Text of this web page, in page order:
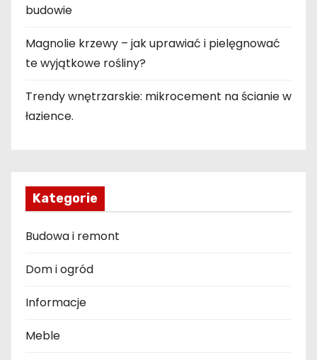
budowie
Magnolie krzewy – jak uprawiać i pielęgnować
te wyjątkowe rośliny?
Trendy wnętrzarskie: mikrocement na ścianie w
łazience.
Kategorie
Budowa i remont
Dom i ogród
Informacje
Meble